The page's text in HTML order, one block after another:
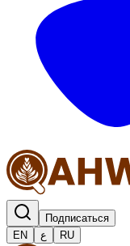
Подписаться
EN
ع RU